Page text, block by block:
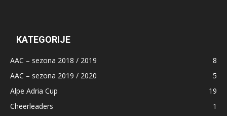
KATEGORIJE
AAC – sezona 2018 / 2019
8
AAC – sezona 2019 / 2020
5
Alpe Adria Cup
19
Cheerleaders
1